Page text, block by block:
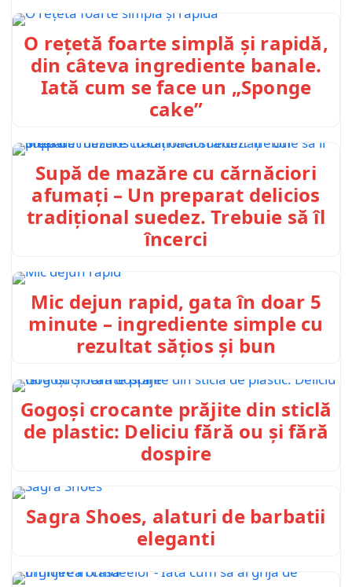
O rețetă foarte simplă și rapidă,
din câteva ingrediente banale.
Iată cum se face un „Sponge
cake”
Supă de mazăre cu cărnăciori
afumați – Un preparat delicios
tradițional suedez. Trebuie să îl
încerci
Mic dejun rapid, gata în doar 5
minute – ingrediente simple cu
rezultat sățios și bun
Gogoși crocante prăjite din sticlă
de plastic: Deliciu fără ou și fără
dospire
Sagra Shoes, alaturi de barbatii
eleganti